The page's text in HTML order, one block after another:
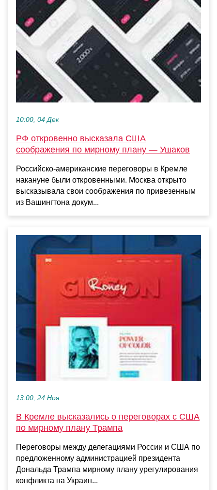
10:00, 04 Дек
РФ откровенно высказала США
соображения по мирному плану — Ушаков
Российско-американские переговоры в Кремле
накануне были откровенными. Москва открыто
высказывала свои соображения по привезенным
из Вашингтона докум...
13:00, 24 Ноя
В Кремле высказались о переговорах с США
по мирному плану Трампа
Переговоры между делегациями России и США по
предложенному администрацией президента
Дональда Трампа мирному плану урегулирования
конфликта на Украин...